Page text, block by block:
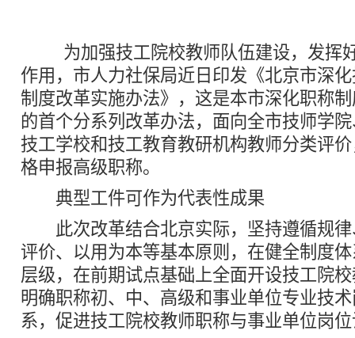
为加强技工院校教师队伍建设，发挥
作用，市人力社保局近日印发《北京市深
制度改革实施办法》，这是本市深化职称
的首个分系列改革办法，面向全市技师学
技工学校和技工教育教研机构教师分类评
格申报高级职称。
典型工件可作为代表性成果
此次改革结合北京实际，坚持遵循规律
评价、以用为本等基本原则，在健全制度
层级，在前期试点基础上全面开设技工院
明确职称初、中、高级和事业单位专业技
系，促进技工院校教师职称与事业单位岗